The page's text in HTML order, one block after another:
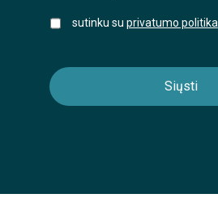
sutinku su privatumo politika